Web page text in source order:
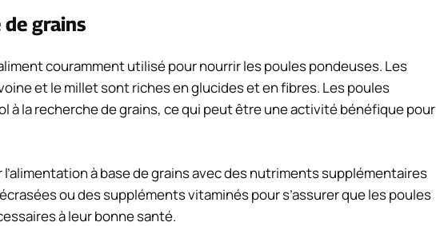
grains
couramment utilisé pour nourrir les poules pondeuses. Les
et le millet sont riches en glucides et en fibres. Les poules
à la recherche de grains, ce qui peut être une activité bénéfique pour
à base de grains avec des nutriments supplémentaires
ou des suppléments vitaminés pour s’assurer que les poules
à leur bonne santé.